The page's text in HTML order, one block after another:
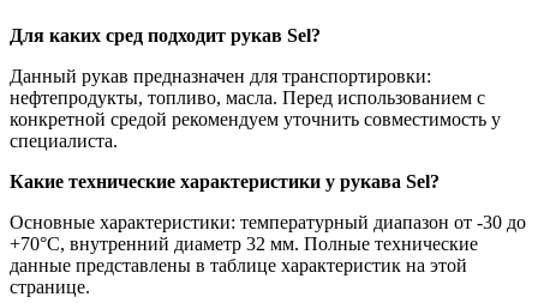
Для каких сред подходит рукав Sel?
Данный рукав предназначен для транспортировки:
нефтепродукты, топливо, масла. Перед использованием с
конкретной средой рекомендуем уточнить совместимость у
специалиста.
Какие технические характеристики у рукава Sel?
Основные характеристики: температурный диапазон от -30 до
+70°C, внутренний диаметр 32 мм. Полные технические
данные представлены в таблице характеристик на этой
странице.